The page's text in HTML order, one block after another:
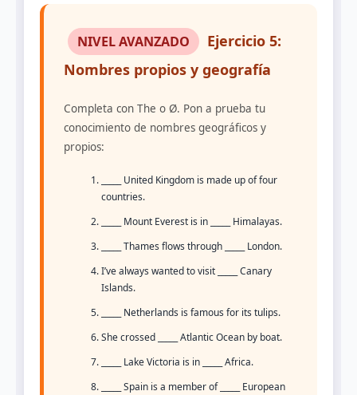
NIVEL AVANZADO
Ejercicio 5:
Nombres propios y geografía
Completa con The o Ø. Pon a prueba tu
conocimiento de nombres geográficos y
propios:
_____ United Kingdom is made up of four
countries.
_____ Mount Everest is in _____ Himalayas.
_____ Thames flows through _____ London.
I’ve always wanted to visit _____ Canary
Islands.
_____ Netherlands is famous for its tulips.
She crossed _____ Atlantic Ocean by boat.
_____ Lake Victoria is in _____ Africa.
_____ Spain is a member of _____ European